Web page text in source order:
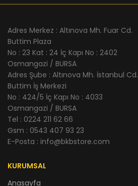
Adres Merkez : Altınova Mh. Fuar Cd.
Buttim Plaza
No : 23 Kat : 24 İç Kapı No : 2402
Osmangazi / BURSA
Adres Şube : Altınova Mh. İstanbul Cd.
Buttim İş Merkezi
No : 424/5 İç Kapı No : 4033
Osmangazi / BURSA
Tel : 0224 211 62 66
Gsm : 0543 407 93 23
E-Posta : info@bkbstore.com
KURUMSAL
Anasayfa